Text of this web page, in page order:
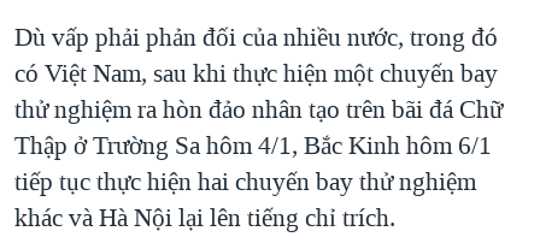
Dù vấp phải phản đối của nhiều nước, trong đó
có Việt Nam, sau khi thực hiện một chuyến bay
thử nghiệm ra hòn đảo nhân tạo trên bãi đá Chữ
Thập ở Trường Sa hôm 4/1, Bắc Kinh hôm 6/1
tiếp tục thực hiện hai chuyến bay thử nghiệm
khác và Hà Nội lại lên tiếng chỉ trích.